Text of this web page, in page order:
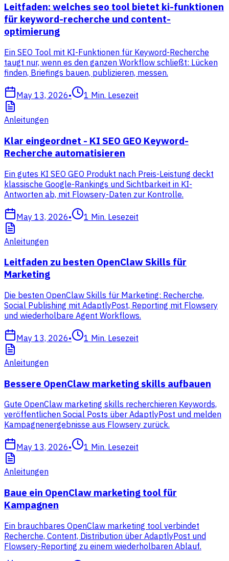
Leitfaden: welches seo tool bietet ki-funktionen
für keyword-recherche und content-
optimierung
Ein SEO Tool mit KI-Funktionen für Keyword-Recherche
taugt nur, wenn es den ganzen Workflow schließt: Lücken
finden, Briefings bauen, publizieren, messen.
May 13, 2026• 1 Min. Lesezeit
Anleitungen
Klar eingeordnet - KI SEO GEO Keyword-
Recherche automatisieren
Ein gutes KI SEO GEO Produkt nach Preis-Leistung deckt
klassische Google-Rankings und Sichtbarkeit in KI-
Antworten ab, mit Flowsery-Daten zur Kontrolle.
May 13, 2026• 1 Min. Lesezeit
Anleitungen
Leitfaden zu besten OpenClaw Skills für
Marketing
Die besten OpenClaw Skills für Marketing: Recherche,
Social Publishing mit AdaptlyPost, Reporting mit Flowsery
und wiederholbare Agent Workflows.
May 13, 2026• 1 Min. Lesezeit
Anleitungen
Bessere OpenClaw marketing skills aufbauen
Gute OpenClaw marketing skills recherchieren Keywords,
veröffentlichen Social Posts über AdaptlyPost und melden
Kampagnenergebnisse aus Flowsery zurück.
May 13, 2026• 1 Min. Lesezeit
Anleitungen
Baue ein OpenClaw marketing tool für
Kampagnen
Ein brauchbares OpenClaw marketing tool verbindet
Recherche, Content, Distribution über AdaptlyPost und
Flowsery-Reporting zu einem wiederholbaren Ablauf.